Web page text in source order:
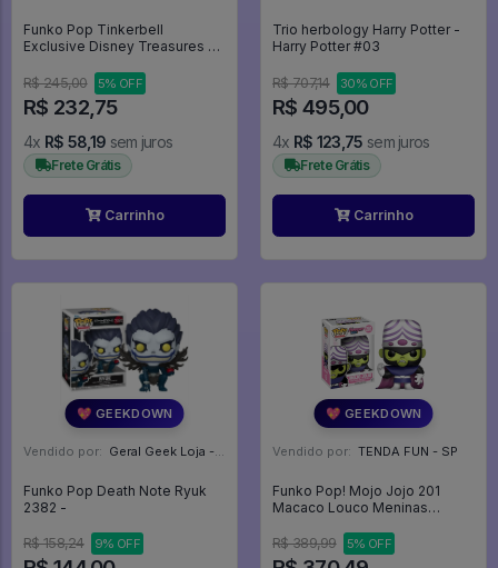
Funko Pop Tinkerbell
Exclusive Disney Treasures -
R$ 245,00
5% OFF
R$ 232,75
4x R$ 58,19 sem juros
Frete Grátis
Carrinho
Trio herbology Harry Potter -
Harry Potter #03
R$ 707,14 30% OFF
R$ 495,00
4x R$ 123,75 sem juros
Frete Grátis
Carrinho
💖 GEEKDOWN
Vendido por: Geral Geek Loja - SP
Funko Pop Death Note Ryuk
2382 -
R$ 158,24 9% OFF
💖 GEEKDOWN
Vendido por: TENDA FUN - SP
Funko Pop! Mojo Jojo 201
Macaco Louco Meninas
Girls -
R$ 389,99 5% OFF